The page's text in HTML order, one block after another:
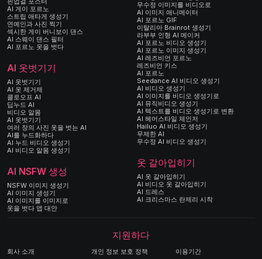
AI 게이 포르노
스트립 애타게 생성기
연예인과 사진 찍기
섹시한 게이 버니보이 댄스
AI 스웨이 댄스 필터
AI 포르노 옷을 벗다
AI 옷벗기기
AI 옷벗기기
AI 옷 제거제
클로오프 AI
딥누드 AI
비디오 알몸
AI 옷벗기기
여러 장의 사진 옷을 벗는 AI
AI를 누드화하다
AI 누드 비디오 생성기
AI 비디오 알몸 생성기
AI NSFW 생성
NSFW 이미지 생성기
AI 이미지 생성기
AI 이미지를 이미지로
옷을 벗다 앱 대안
무수정 이미지를 비디오로
AI 이미지 애니메이터
AI 포르노 GIF
이탈리아 Brainrot 생성기
라부부 인형 AI 메이커
AI 포르노 비디오 생성기
AI 포르노 이미지 생성기
AI 레즈비언 포르노
레즈비언 키스
AI 포르노
Seedance AI 비디오 생성기
AI 비디오 생성기
AI 이미지를 비디오 생성기로
AI 뮤직비디오 생성기
AI 텍스트를 비디오 생성기로 변환
AI 헤어스타일 체인저
Hailuo AI 비디오 생성기
무제한 AI
무수정 AI 비디오 생성기
옷 갈아입히기
AI 옷 갈아입히기
AI 비디오 옷 갈아입히기
AI 드레스
AI 크리스마스 란제리 시착
지원하다
회사 소개 개인 정보 보호 정책 이용기간